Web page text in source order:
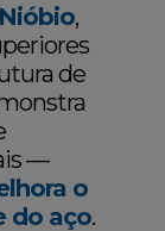
Nióbio,
de
—
o
do aço.